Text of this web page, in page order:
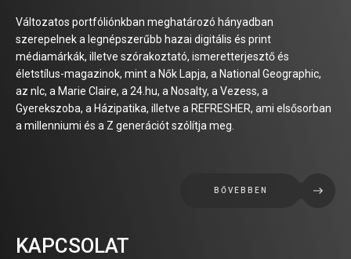
Változatos portfóliónkban meghatározó hányadban
szerepelnek a legnépszerűbb hazai digitális és print
médiamárkák, illetve szórakoztató, ismeretterjesztő és
életstílus-magazinok, mint a Nők Lapja, a National Geographic,
az nlc, a Marie Claire, a 24.hu, a Nosalty, a Vezess, a
Gyerekszoba, a Házipatika, illetve a REFRESHER, ami elsősorban
a millenniumi és a Z generációt szólítja meg.
BŐVEBBEN
KAPCSOLAT